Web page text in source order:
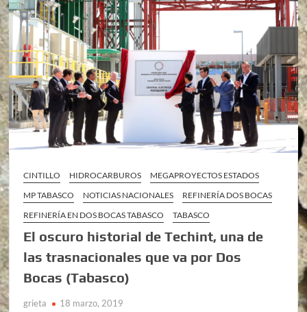
CINTILLO HIDROCARBUROS
MEGAPROYECTOS ESTADOS
MP TABASCO
NOTICIAS NACIONALES
REFINERÍA DOS BOCAS
REFINERÍA EN DOS BOCAS TABASCO
TABASCO
El oscuro historial de Techint, una de
las trasnacionales que va por Dos
Bocas (Tabasco)
grieta 18 marzo, 2019